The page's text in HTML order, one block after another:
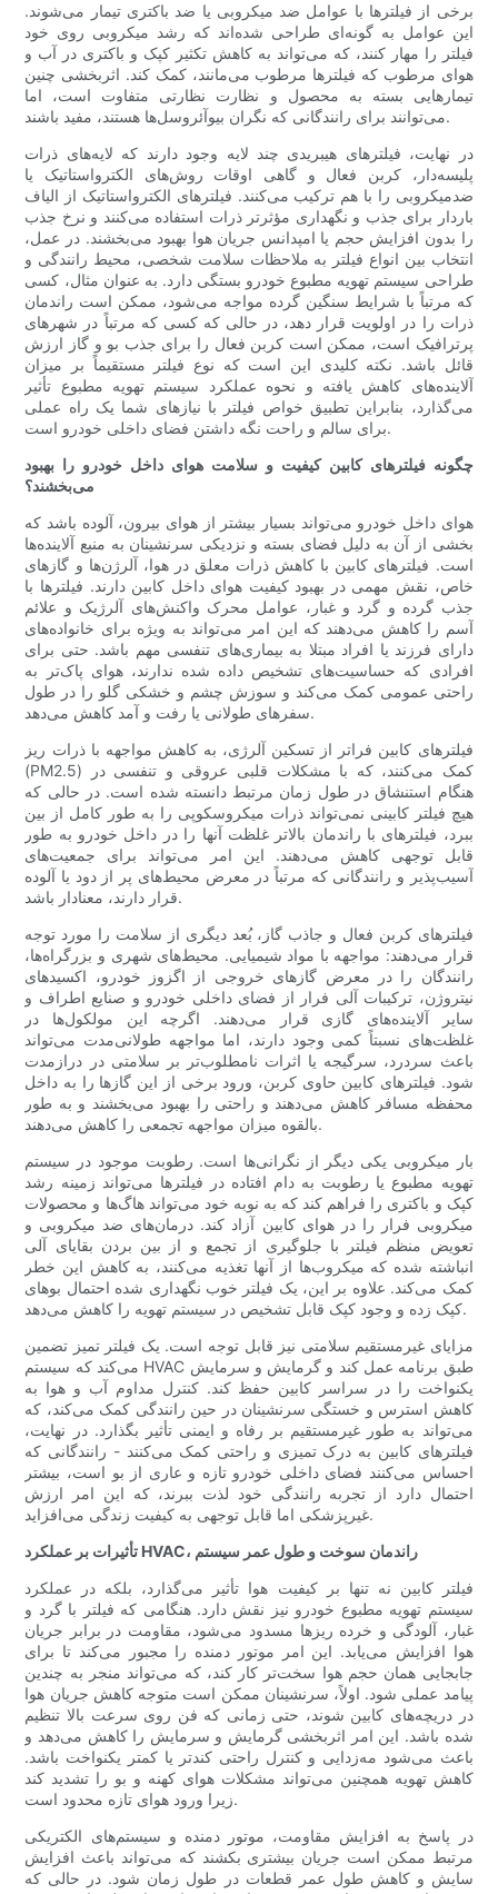
برخی از فیلترها با عوامل ضد میکروبی یا ضد باکتری تیمار می‌شوند.
این عوامل به گونه‌ای طراحی شده‌اند که رشد میکروبی روی خود
فیلتر را مهار کنند، که می‌تواند به کاهش تکثیر کپک و باکتری در آب و
هوای مرطوب که فیلترها مرطوب می‌مانند، کمک کند. اثربخشی چنین
تیمارهایی بسته به محصول و نظارت نظارتی متفاوت است، اما
می‌توانند برای رانندگانی که نگران بیوآئروسل‌ها هستند، مفید باشند.
در نهایت، فیلترهای هیبریدی چند لایه وجود دارند که لایه‌های ذرات
پلیسه‌دار، کربن فعال و گاهی اوقات روش‌های الکترواستاتیک یا
ضدمیکروبی را با هم ترکیب می‌کنند. فیلترهای الکترواستاتیک از الیاف
باردار برای جذب و نگهداری مؤثرتر ذرات استفاده می‌کنند و نرخ جذب
را بدون افزایش حجم یا امپدانس جریان هوا بهبود می‌بخشند. در عمل،
انتخاب بین انواع فیلتر به ملاحظات سلامت شخصی، محیط رانندگی و
طراحی سیستم تهویه مطبوع خودرو بستگی دارد. به عنوان مثال، کسی
که مرتباً با شرایط سنگین گرده مواجه می‌شود، ممکن است راندمان
ذرات را در اولویت قرار دهد، در حالی که کسی که مرتباً در شهرهای
پرترافیک است، ممکن است کربن فعال را برای جذب بو و گاز ارزش
قائل باشد. نکته کلیدی این است که نوع فیلتر مستقیماً بر میزان
آلاینده‌های کاهش یافته و نحوه عملکرد سیستم تهویه مطبوع تأثیر
می‌گذارد، بنابراین تطبیق خواص فیلتر با نیازهای شما یک راه عملی
برای سالم و راحت نگه داشتن فضای داخلی خودرو است.
چگونه فیلترهای کابین کیفیت و سلامت هوای داخل خودرو را بهبود
می‌بخشند؟
هوای داخل خودرو می‌تواند بسیار بیشتر از هوای بیرون، آلوده باشد که
بخشی از آن به دلیل فضای بسته و نزدیکی سرنشینان به منبع آلاینده‌ها
است. فیلترهای کابین با کاهش ذرات معلق در هوا، آلرژن‌ها و گازهای
خاص، نقش مهمی در بهبود کیفیت هوای داخل کابین دارند. فیلترها با
جذب گرده و گرد و غبار، عوامل محرک واکنش‌های آلرژیک و علائم
آسم را کاهش می‌دهند که این امر می‌تواند به ویژه برای خانواده‌های
دارای فرزند یا افراد مبتلا به بیماری‌های تنفسی مهم باشد. حتی برای
افرادی که حساسیت‌های تشخیص داده شده ندارند، هوای پاک‌تر به
راحتی عمومی کمک می‌کند و سوزش چشم و خشکی گلو را در طول
سفرهای طولانی یا رفت و آمد کاهش می‌دهد.
فیلترهای کابین فراتر از تسکین آلرژی، به کاهش مواجهه با ذرات ریز
(PM2.5) کمک می‌کنند، که با مشکلات قلبی عروقی و تنفسی در
هنگام استنشاق در طول زمان مرتبط دانسته شده است. در حالی که
هیچ فیلتر کابینی نمی‌تواند ذرات میکروسکوپی را به طور کامل از بین
ببرد، فیلترهای با راندمان بالاتر غلظت آنها را در داخل خودرو به طور
قابل توجهی کاهش می‌دهند. این امر می‌تواند برای جمعیت‌های
آسیب‌پذیر و رانندگانی که مرتباً در معرض محیط‌های پر از دود یا آلوده
قرار دارند، معنادار باشد.
فیلترهای کربن فعال و جاذب گاز، بُعد دیگری از سلامت را مورد توجه
قرار می‌دهند: مواجهه با مواد شیمیایی. محیط‌های شهری و بزرگراه‌ها،
رانندگان را در معرض گازهای خروجی از اگزوز خودرو، اکسیدهای
نیتروژن، ترکیبات آلی فرار از فضای داخلی خودرو و صنایع اطراف و
سایر آلاینده‌های گازی قرار می‌دهند. اگرچه این مولکول‌ها در
غلظت‌های نسبتاً کمی وجود دارند، اما مواجهه طولانی‌مدت می‌تواند
باعث سردرد، سرگیجه یا اثرات نامطلوب‌تر بر سلامتی در درازمدت
شود. فیلترهای کابین حاوی کربن، ورود برخی از این گازها را به داخل
محفظه مسافر کاهش می‌دهند و راحتی را بهبود می‌بخشند و به طور
بالقوه میزان مواجهه تجمعی را کاهش می‌دهند.
بار میکروبی یکی دیگر از نگرانی‌ها است. رطوبت موجود در سیستم
تهویه مطبوع یا رطوبت به دام افتاده در فیلترها می‌تواند زمینه رشد
کپک و باکتری را فراهم کند که به نوبه خود می‌تواند هاگ‌ها و محصولات
میکروبی فرار را در هوای کابین آزاد کند. درمان‌های ضد میکروبی و
تعویض منظم فیلتر با جلوگیری از تجمع و از بین بردن بقایای آلی
انباشته شده که میکروب‌ها از آنها تغذیه می‌کنند، به کاهش این خطر
کمک می‌کند. علاوه بر این، یک فیلتر خوب نگهداری شده احتمال بوهای
کپک زده و وجود کپک قابل تشخیص در سیستم تهویه را کاهش می‌دهد.
مزایای غیرمستقیم سلامتی نیز قابل توجه است. یک فیلتر تمیز تضمین
می‌کند که سیستم HVAC طبق برنامه عمل کند و گرمایش و سرمایش
یکنواخت را در سراسر کابین حفظ کند. کنترل مداوم آب و هوا به
کاهش استرس و خستگی سرنشینان در حین رانندگی کمک می‌کند، که
می‌تواند به طور غیرمستقیم بر رفاه و ایمنی تأثیر بگذارد. در نهایت،
فیلترهای کابین به درک تمیزی و راحتی کمک می‌کنند - رانندگانی که
احساس می‌کنند فضای داخلی خودرو تازه و عاری از بو است، بیشتر
احتمال دارد از تجربه رانندگی خود لذت ببرند، که این امر ارزش
غیرپزشکی اما قابل توجهی به کیفیت زندگی می‌افزاید.
تأثیرات بر عملکرد HVAC، راندمان سوخت و طول عمر سیستم
فیلتر کابین نه تنها بر کیفیت هوا تأثیر می‌گذارد، بلکه در عملکرد
سیستم تهویه مطبوع خودرو نیز نقش دارد. هنگامی که فیلتر با گرد و
غبار، آلودگی و خرده ریزها مسدود می‌شود، مقاومت در برابر جریان
هوا افزایش می‌یابد. این امر موتور دمنده را مجبور می‌کند تا برای
جابجایی همان حجم هوا سخت‌تر کار کند، که می‌تواند منجر به چندین
پیامد عملی شود. اولاً، سرنشینان ممکن است متوجه کاهش جریان هوا
در دریچه‌های کابین شوند، حتی زمانی که فن روی سرعت بالا تنظیم
شده باشد. این امر اثربخشی گرمایش و سرمایش را کاهش می‌دهد و
باعث می‌شود مه‌زدایی و کنترل راحتی کندتر یا کمتر یکنواخت باشد.
کاهش تهویه همچنین می‌تواند مشکلات هوای کهنه و بو را تشدید کند
زیرا ورود هوای تازه محدود است.
در پاسخ به افزایش مقاومت، موتور دمنده و سیستم‌های الکتریکی
مرتبط ممکن است جریان بیشتری بکشند که می‌تواند باعث افزایش
سایش و کاهش طول عمر قطعات در طول زمان شود. در حالی که